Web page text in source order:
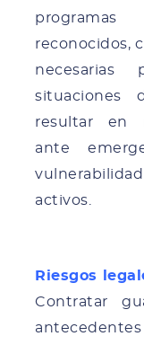
reconocidos,
situaciones
resultar en
ante
activos.
Riesgos
Contratar